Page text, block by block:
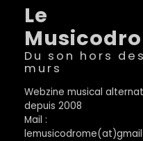
Le
Du son hors des
murs
Webzine musical
depuis 2008
Mail :